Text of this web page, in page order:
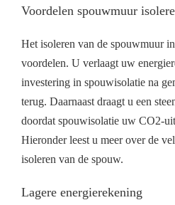
Voordelen spouwmuur
Het isoleren van de spouwmuur
voordelen. U verlaagt uw
investering in spouwisolatie na
terug. Daarnaast draagt u een
doordat spouwisolatie uw CO2-
Hieronder leest u meer over de
isoleren van de spouw.
Lagere energierekening